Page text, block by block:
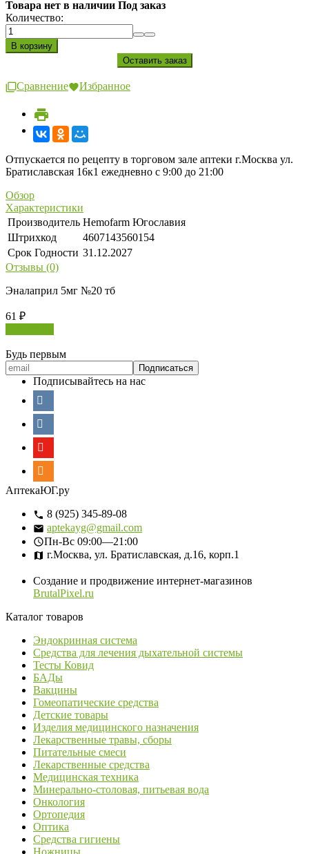
Товара нет в наличии Под заказ
Количество:
Сравнение Избранное
Отпускается по рецепту в торговом зале аптеки г.Москва ул.
Братиславская 16к1 ежедневно с 9:00 до 21:00
Обзор
Характеристики
Производитель Hemofarm Югославия
Штрихкод
4607143560154
Срок Годности 31.12.2027
Отзывы (0)
Эналаприл 5мг №20 тб
61 ₽
Будь первым
Подписывайтесь на нас
АптекаЮГ.ру
8 (925) 345-89-08
aptekayg@gmail.com
Пн-Вс 09:00—21:00
г.Москва, ул. Братиславская, д.16, корп.1
Создание и продвижение интернет-магазинов
BrutalPixel.ru
Каталог товаров
Эндокринная система
Средства для лечения дыхательной системы
Тесты Ковид
БАДы
Вакцины
Гомеопатические средства
Детские товары
Изделия медицинского назначения
Лекарственные травы, сборы
Питательные смеси
Лекарственные средства
Медицинская техника
Минерально-столовая, питьевая вода
Онкология
Ортопедия
Оптика
Средства гигиены